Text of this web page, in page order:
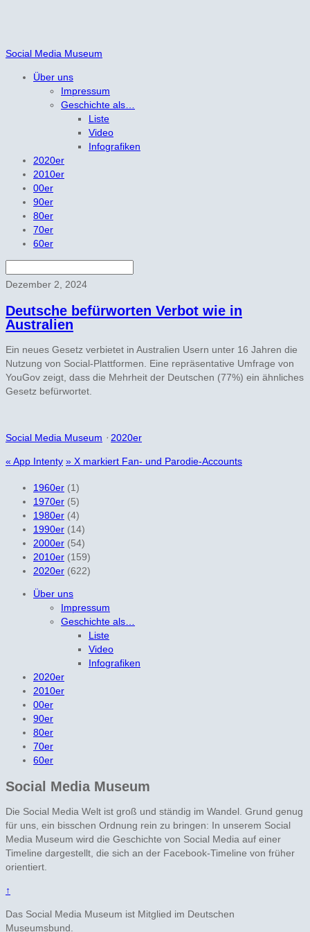
Social Media Museum
Über uns
Impressum
Geschichte als…
Liste
Video
Infografiken
2020er
2010er
00er
90er
80er
70er
60er
Dezember 2, 2024
Deutsche befürworten Verbot wie in
Australien
Ein neues Gesetz verbietet in Australien Usern unter 16 Jahren die
Nutzung von Social-Plattformen. Eine repräsentative Umfrage von
YouGov zeigt, dass die Mehrheit der Deutschen (77%) ein ähnliches
Gesetz befürwortet.
Social Media Museum ⋅ 2020er
« App Intenty » X markiert Fan- und Parodie-Accounts
1960er (1)
1970er (5)
1980er (4)
1990er (14)
2000er (54)
2010er (159)
2020er (622)
Über uns
Impressum
Geschichte als…
Liste
Video
Infografiken
2020er
2010er
00er
90er
80er
70er
60er
Social Media Museum
Die Social Media Welt ist groß und ständig im Wandel. Grund genug
für uns, ein bisschen Ordnung rein zu bringen: In unserem Social
Media Museum wird die Geschichte von Social Media auf einer
Timeline dargestellt, die sich an der Facebook-Timeline von früher
orientiert.
↑
Das Social Media Museum ist Mitglied im Deutschen
Museumsbund.